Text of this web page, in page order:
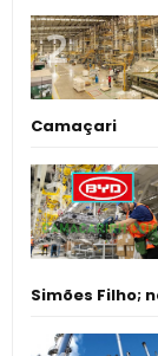
Camaçari
Simões Filho;